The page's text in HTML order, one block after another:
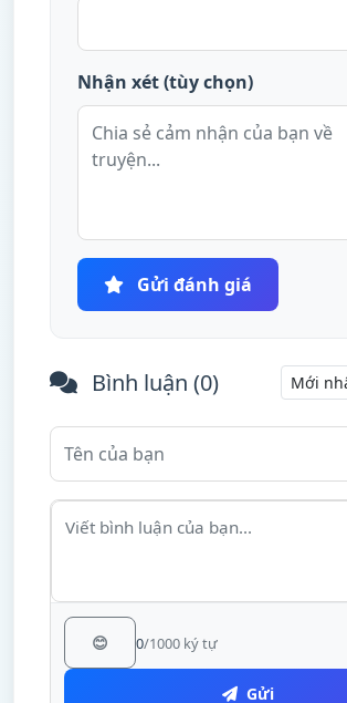
Nhận xét (tùy chọn)
Gửi đánh giá
Bình luận (0)
😊 0/1000 ký tự
Gửi